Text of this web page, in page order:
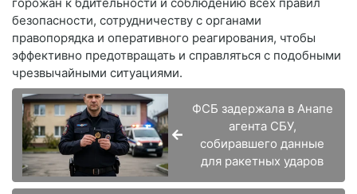
безопасности, сотрудничеству с органами
правопорядка и оперативного реагирования, чтобы
эффективно предотвращать и справляться с подобными
чрезвычайными ситуациями.
ФСБ задержала в Анапе
агента СБУ,
собиравшего данные
для ракетных ударов